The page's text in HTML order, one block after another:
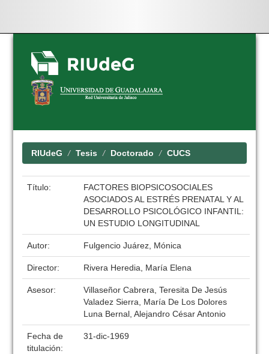
Skip
navigation
RIUdeG Tesis Doctorado CUCS
Título:
FACTORES BIOPSICOSOCIALES
ASOCIADOS AL ESTRÉS PRENATAL Y AL
DESARROLLO PSICOLÓGICO INFANTIL:
UN ESTUDIO LONGITUDINAL
Autor: Fulgencio Juárez, Mónica
Director: Rivera Heredia, María Elena
Asesor:
Villaseñor Cabrera, Teresita De Jesús
Valadez Sierra, María De Los Dolores
Luna Bernal, Alejandro César Antonio
Fecha de
titulación:
31-dic-1969